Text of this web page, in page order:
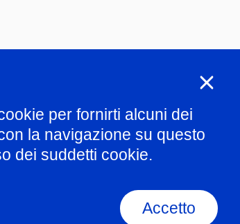
per fornirti alcuni dei
la navigazione su questo
dei suddetti cookie.
Accetto